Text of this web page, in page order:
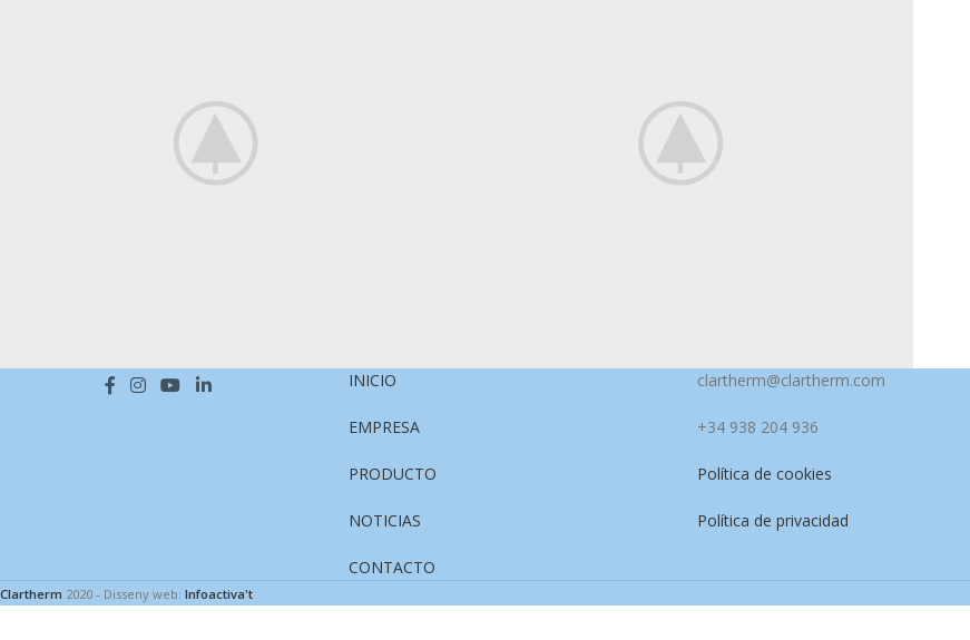
INICIO
EMPRESA
PRODUCTO
NOTICIAS
CONTACTO
clartherm@clartherm.com
+34 938 204 936
Política de cookies
Política de privacidad
Clartherm 2020 - Disseny web: Infoactiva't